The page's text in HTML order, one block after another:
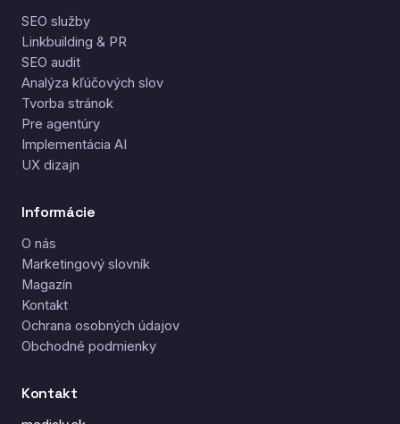
SEO služby
Linkbuilding & PR
SEO audit
Analýza kľúčových slov
Tvorba stránok
Pre agentúry
Implementácia AI
UX dizajn
Informácie
O nás
Marketingový slovník
Magazín
Kontakt
Ochrana osobných údajov
Obchodné podmienky
Kontakt